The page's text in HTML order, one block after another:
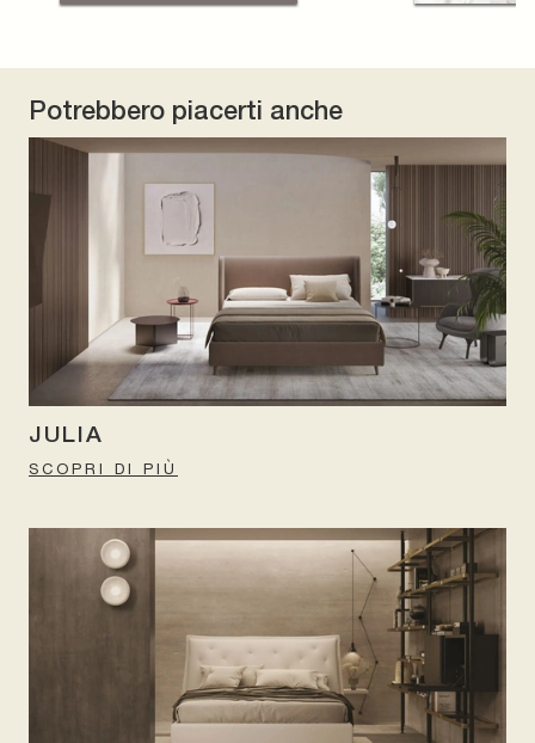
Potrebbero piacerti anche
JULIA
SCOPRI DI PIÙ